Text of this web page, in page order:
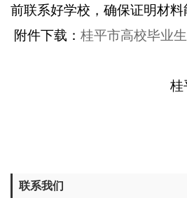
前联系好学校，确保证明材料
附件下载： 桂平市高校毕业
桂
联系我们